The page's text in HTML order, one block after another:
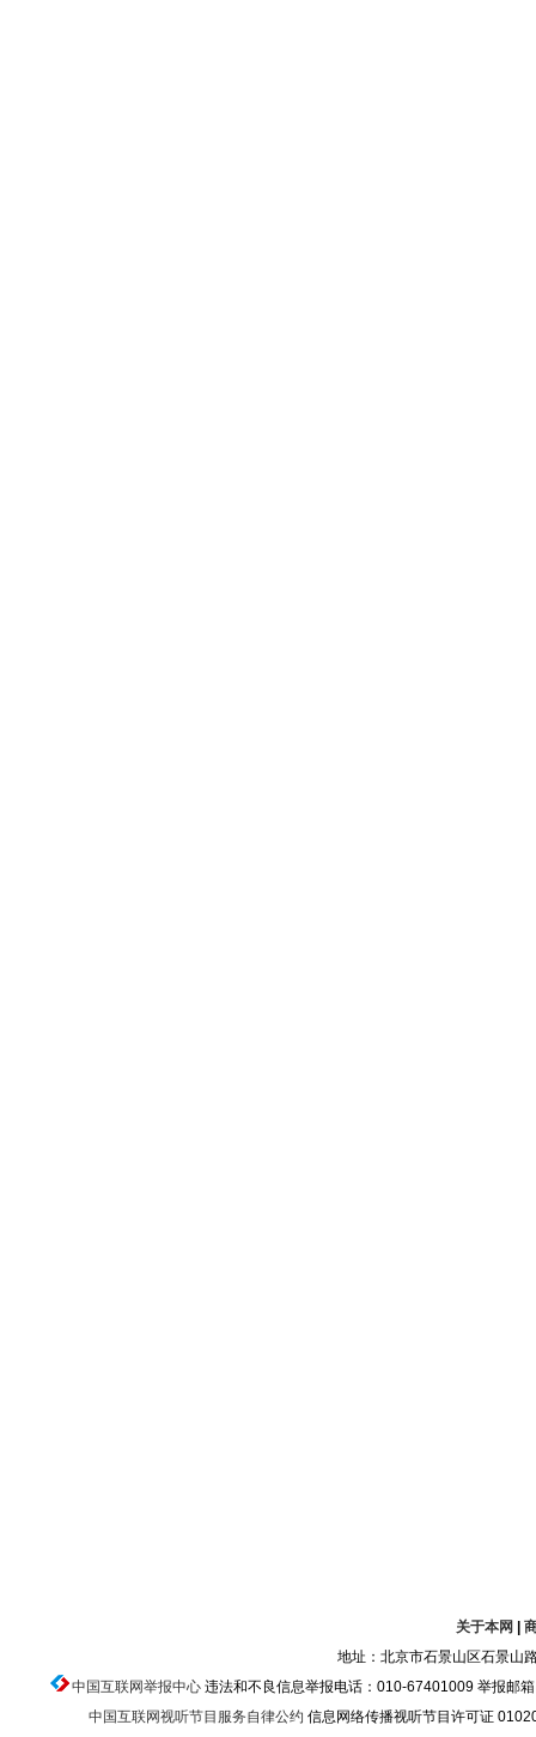
关于本网 |
地址：北京市石景山区石景山
中国互联网举报中心违法和不良信息举报电话：010-67401009 举报邮
中国互联网视听节目服务自律公约 信息网络传播视听节目许可证